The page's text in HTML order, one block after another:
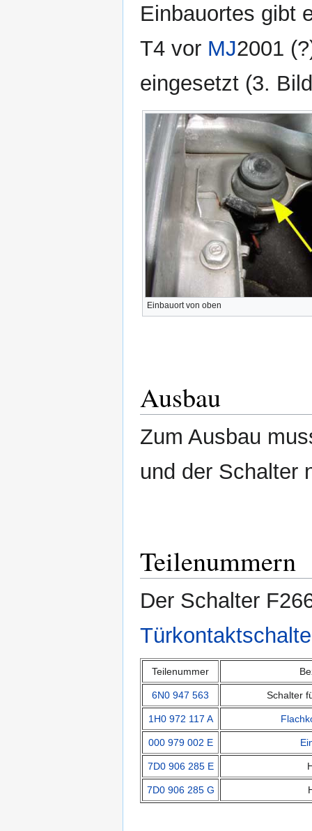
Einbauortes gibt
T4 vor MJ2001
eingesetzt (3.
Einbauort von oben
Ausbau
Zum Ausbau
und der Schalter
Teilenummern
Der Schalter
Teilenummer
6N0 947 563 Schalter
1H0 972 117 A
000 979 002 E
7D0 906 285 E
7D0 906 285 G